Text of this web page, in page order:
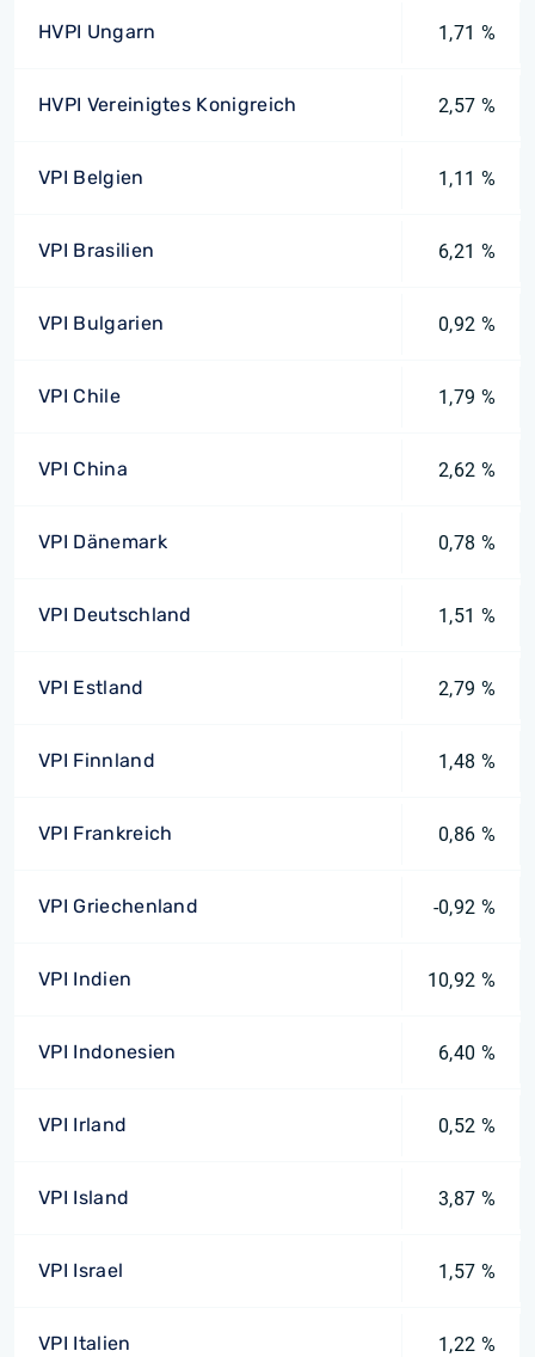
HVPI Ungarn 1,71 %
HVPI Vereinigtes Konigreich 2,57 %
VPI Belgien 1,11 %
VPI Brasilien 6,21 %
VPI Bulgarien 0,92 %
VPI Chile 1,79 %
VPI China 2,62 %
VPI Dänemark 0,78 %
VPI Deutschland 1,51 %
VPI Estland 2,79 %
VPI Finnland 1,48 %
VPI Frankreich 0,86 %
VPI Griechenland -0,92 %
VPI Indien 10,92 %
VPI Indonesien 6,40 %
VPI Irland 0,52 %
VPI Island 3,87 %
VPI Israel 1,57 %
VPI Italien 1,22 %